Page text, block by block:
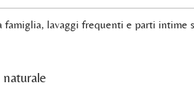
famiglia, lavaggi frequenti e parti intime